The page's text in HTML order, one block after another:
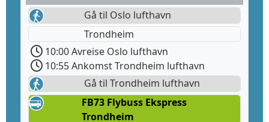
Gå til Oslo lufthavn
Trondheim
10:00 Avreise Oslo lufthavn
10:55 Ankomst Trondheim lufthavn
Gå til Trondheim lufthavn
FB73 Flybuss Ekspress
Trondheim